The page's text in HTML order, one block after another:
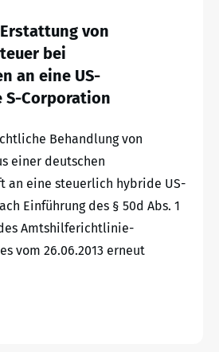
von
bei
an eine US-
S-Corporation
Behandlung von
einer deutschen
an eine steuerlich hybride US-
Einführung des § 50d Abs. 1
des Amtshilferichtlinie-
vom 26.06.2013 erneut